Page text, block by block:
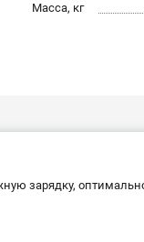
Масса, кг
зарядку,